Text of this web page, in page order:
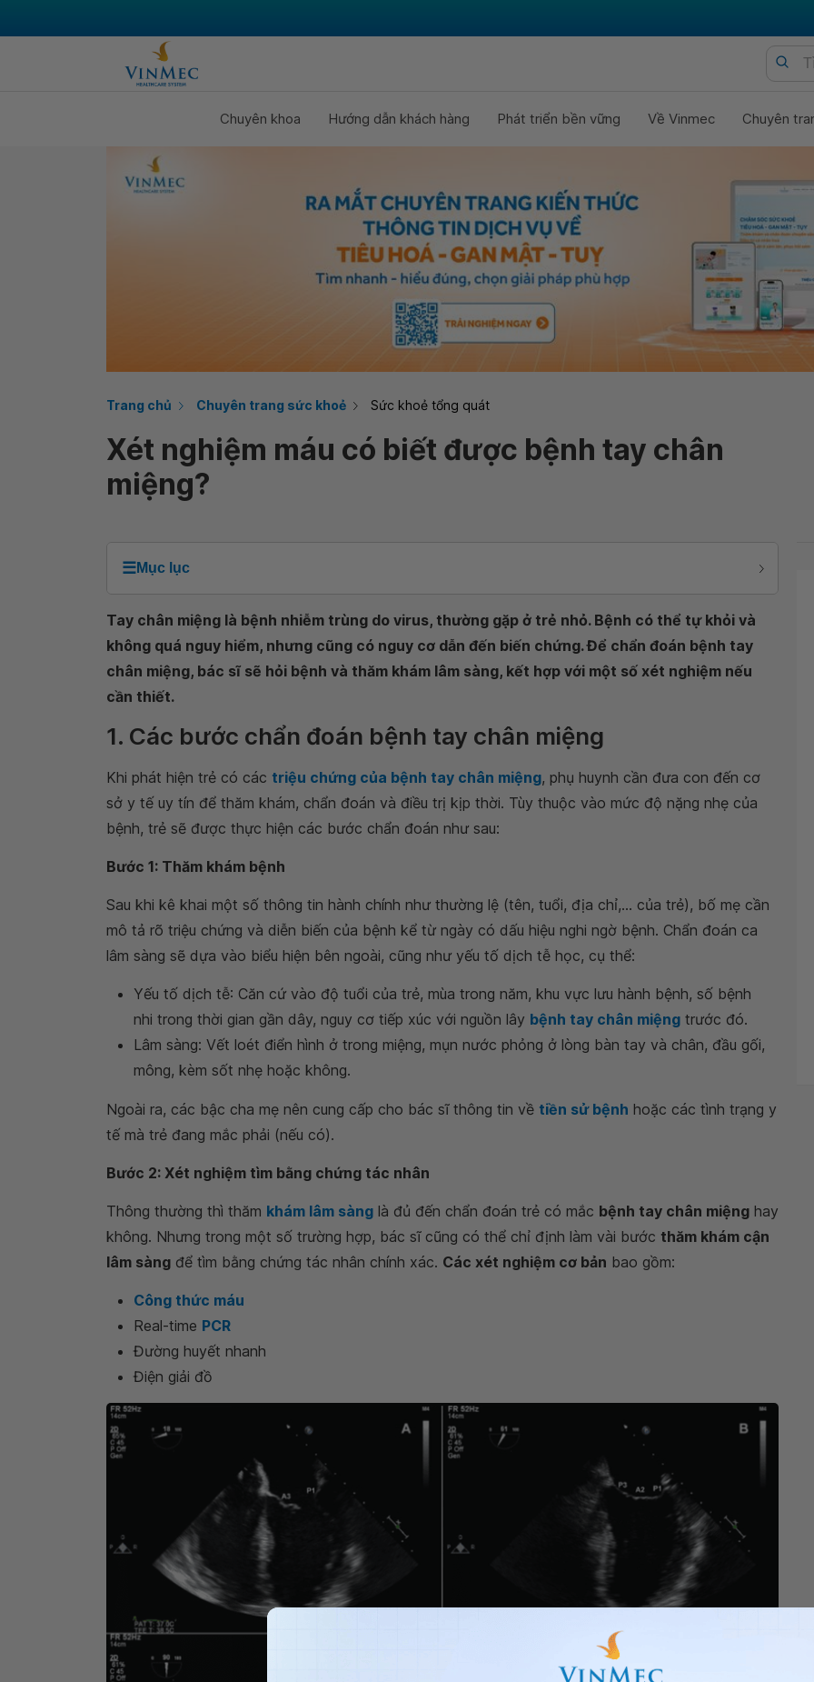
Chuyên khoa Hướng dẫn khách hàng Phát triển bền vững Về Vinmec Chuyên
Trang chủ Chuyên trang sức khoẻ Sức khoẻ tổng quát
Xét nghiệm máu có biết được bệnh tay chân
miệng?
☰Mục lục
Tay chân miệng là bệnh nhiễm trùng do virus, thường gặp ở trẻ nhỏ. Bệnh có thể tự khỏi và
không quá nguy hiểm, nhưng cũng có nguy cơ dẫn đến biến chứng. Để chẩn đoán bệnh tay
chân miệng, bác sĩ sẽ hỏi bệnh và thăm khám lâm sàng, kết hợp với một số xét nghiệm nếu
cần thiết.
1. Các bước chẩn đoán bệnh tay chân miệng
Khi phát hiện trẻ có các triệu chứng của bệnh tay chân miệng, phụ huynh cần đưa con đến cơ
sở y tế uy tín để thăm khám, chẩn đoán và điều trị kịp thời. Tùy thuộc vào mức độ nặng nhẹ của
bệnh, trẻ sẽ được thực hiện các bước chẩn đoán như sau:
Bước 1: Thăm khám bệnh
Sau khi kê khai một số thông tin hành chính như thường lệ (tên, tuổi, địa chỉ,... của trẻ), bố mẹ cần
mô tả rõ triệu chứng và diễn biến của bệnh kể từ ngày có dấu hiệu nghi ngờ bệnh. Chẩn đoán ca
lâm sàng sẽ dựa vào biểu hiện bên ngoài, cũng như yếu tố dịch tễ học, cụ thể:
Yếu tố dịch tễ: Căn cứ vào độ tuổi của trẻ, mùa trong năm, khu vực lưu hành bệnh, số bệnh
nhi trong thời gian gần dây, nguy cơ tiếp xúc với nguồn lây bệnh tay chân miệng trước đó.
Lâm sàng: Vết loét điển hình ở trong miệng, mụn nước phỏng ở lòng bàn tay và chân, đầu gối,
mông, kèm sốt nhẹ hoặc không.
Ngoài ra, các bậc cha mẹ nên cung cấp cho bác sĩ thông tin về tiền sử bệnh hoặc các tình trạng y
tế mà trẻ đang mắc phải (nếu có).
Bước 2: Xét nghiệm tìm bằng chứng tác nhân
Thông thường thì thăm khám lâm sàng là đủ đến chẩn đoán trẻ có mắc bệnh tay chân miệng hay
không. Nhưng trong một số trường hợp, bác sĩ cũng có thể chỉ định làm vài bước thăm khám cận
lâm sàng để tìm bằng chứng tác nhân chính xác. Các xét nghiệm cơ bản bao gồm:
Công thức máu
Real-time PCR
Đường huyết nhanh
Điện giải đồ